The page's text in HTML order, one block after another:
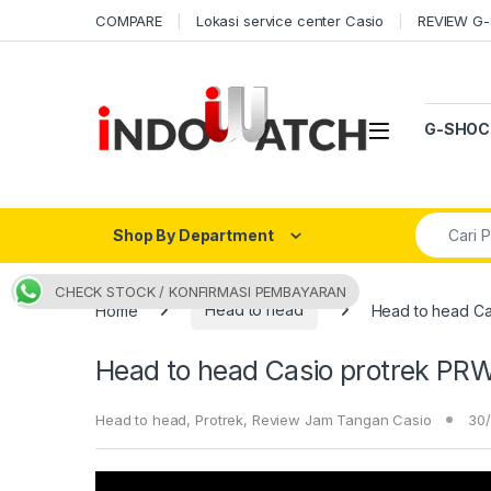
COMPARE Lokasi service center Casio REVIEW
Open G-
Shop By Department
Search
Home Head to head Head to head
Head to head Casio protrek
Head to head, Protrek, Review Jam Tangan Casio
CHECK STOCK / KONFIRMASI PEMBAYARAN